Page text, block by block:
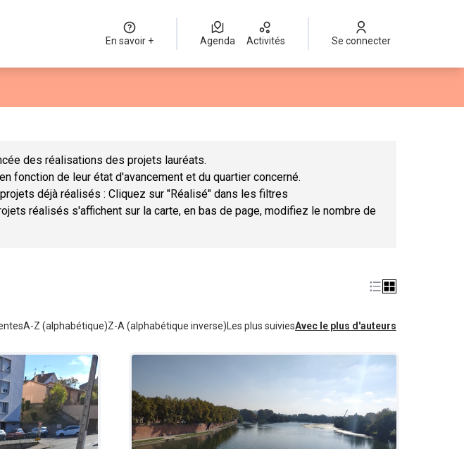
En savoir + Agenda Activités Se connecter
des réalisations des projets lauréats.
fonction de leur état d'avancement et du quartier concerné.
déjà réalisés : Cliquez sur "Réalisé" dans les filtres
réalisés s'affichent sur la carte, en bas de page, modifiez le nombre de
A-Z (alphabétique)Z-A (alphabétique inverse) Les plus suiviesAvec le plus d'auteurs